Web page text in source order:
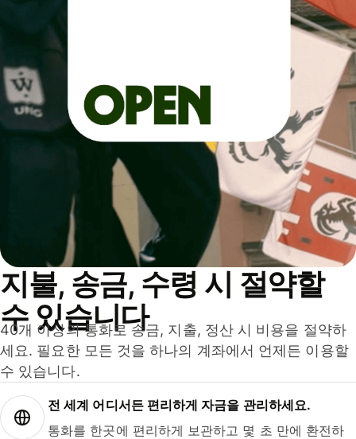
지불, 송금, 수령 시 절약할
수 있습니다
40개 이상의 통화로 송금, 지출, 정산 시 비용을 절약하
세요. 필요한 모든 것을 하나의 계좌에서 언제든 이용할
수 있습니다.
전 세계 어디서든 편리하게 자금을 관리하세요.
통화를 한곳에 편리하게 보관하고 몇 초 만에 환전하